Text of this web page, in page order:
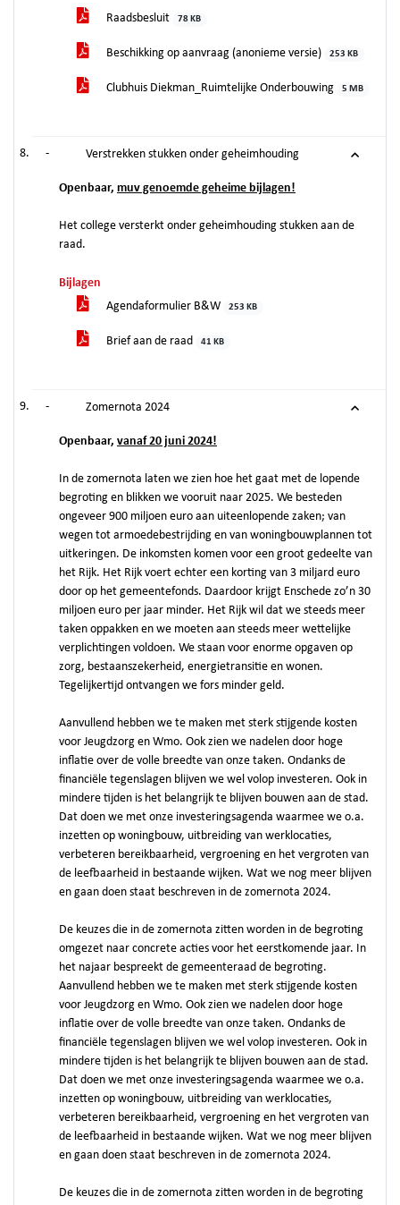
Raadsbesluit 78 KB
Beschikking op aanvraag (anonieme versie) 253 KB
Clubhuis Diekman_Ruimtelijke Onderbouwing 5 MB
- Verstrekken stukken onder geheimhouding
Openbaar, muv genoemde geheime bijlagen!
Het college versterkt onder geheimhouding stukken aan de
raad.
Bijlagen
Agendaformulier B&W
253 KB
Brief aan de raad 41 KB
- Zomernota 2024
Openbaar, vanaf 20 juni 2024!
In de zomernota laten we zien hoe het gaat met de lopende
begroting en blikken we vooruit naar 2025. We besteden
ongeveer 900 miljoen euro aan uiteenlopende zaken; van
wegen tot armoedebestrijding en van woningbouwplannen tot
uitkeringen. De inkomsten komen voor een groot gedeelte van
het Rijk. Het Rijk voert echter een korting van 3 miljard euro
door op het gemeentefonds. Daardoor krijgt Enschede zo’n 30
miljoen euro per jaar minder. Het Rijk wil dat we steeds meer
taken oppakken en we moeten aan steeds meer wettelijke
verplichtingen voldoen. We staan voor enorme opgaven op
zorg, bestaanszekerheid, energietransitie en wonen.
Tegelijkertijd ontvangen we fors minder geld.
Aanvullend hebben we te maken met sterk stijgende kosten
voor Jeugdzorg en Wmo. Ook zien we nadelen door hoge
inflatie over de volle breedte van onze taken. Ondanks de
financiële tegenslagen blijven we wel volop investeren. Ook in
mindere tijden is het belangrijk te blijven bouwen aan de stad.
Dat doen we met onze investeringsagenda waarmee we o.a.
inzetten op woningbouw, uitbreiding van werklocaties,
verbeteren bereikbaarheid, vergroening en het vergroten van
de leefbaarheid in bestaande wijken. Wat we nog meer blijven
en gaan doen staat beschreven in de zomernota 2024.
De keuzes die in de zomernota zitten worden in de begroting
omgezet naar concrete acties voor het eerstkomende jaar. In
het najaar bespreekt de gemeenteraad de begroting.
Aanvullend hebben we te maken met sterk stijgende kosten
voor Jeugdzorg en Wmo. Ook zien we nadelen door hoge
inflatie over de volle breedte van onze taken. Ondanks de
financiële tegenslagen blijven we wel volop investeren. Ook in
mindere tijden is het belangrijk te blijven bouwen aan de stad.
Dat doen we met onze investeringsagenda waarmee we o.a.
inzetten op woningbouw, uitbreiding van werklocaties,
verbeteren bereikbaarheid, vergroening en het vergroten van
de leefbaarheid in bestaande wijken. Wat we nog meer blijven
en gaan doen staat beschreven in de zomernota 2024.
De keuzes die in de zomernota zitten worden in de begroting